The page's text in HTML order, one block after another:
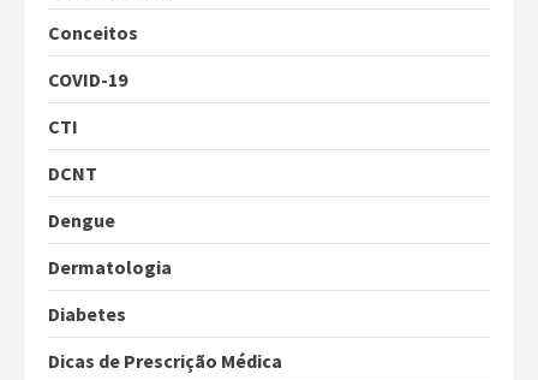
Conceitos
COVID-19
CTI
DCNT
Dengue
Dermatologia
Diabetes
Dicas de Prescrição Médica